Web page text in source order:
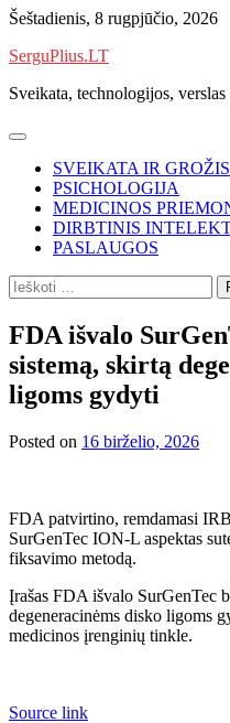
Skip
content
Šeštadienis, 8 rugpjūčio, 2026
SerguPlius.LT
Sveikata, technologijos, verslas
SVEIKATA IR GROŽIS
PSICHOLOGIJA
MEDICINOS
DIRBTINIS
PASLAUGOS
Ieškoti:
FDA išvalo
sistemą, skirtą
ligoms gydyti
Posted on 16 birželio, 2026
FDA patvirtino, remdamasi
SurGenTec ION-L aspektas
fiksavimo metodą.
Įrašas FDA išvalo SurGenTec
degeneracinėms disko ligoms
medicinos įrenginių tinkle.
Source link